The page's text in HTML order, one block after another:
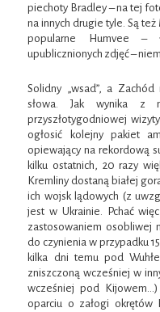
piechoty Bradley – na tej
na innych drugie tyle. Są
popularne Humvee –
upublicznionych zdjęć –
Solidny „wsad”, a
słowa. Jak wynika z
przyszłotygodniowej
ogłosić kolejny pakiet
opiewający na rekordową
kilku ostatnich, 20 razy
Kremliny dostaną białej
ich wojsk lądowych (z
jest w Ukrainie. Pchać
zastosowaniem osobliwej
do czynienia w przypadku
kilka dni temu pod
zniszczoną wcześniej w
wcześniej pod
oparciu o załogi okrętów